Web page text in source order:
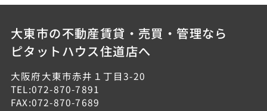
大東市の不動産賃貸・売買・管理なら
ピタットハウス住道店へ
大阪府大東市赤井１丁目3-20
TEL:072-870-7891
FAX:072-870-7689